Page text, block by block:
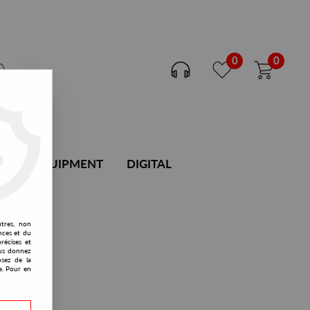
0 0
DJ EQUIPMENT DIGITAL
non
et du
et
donnez
de la
Pour en